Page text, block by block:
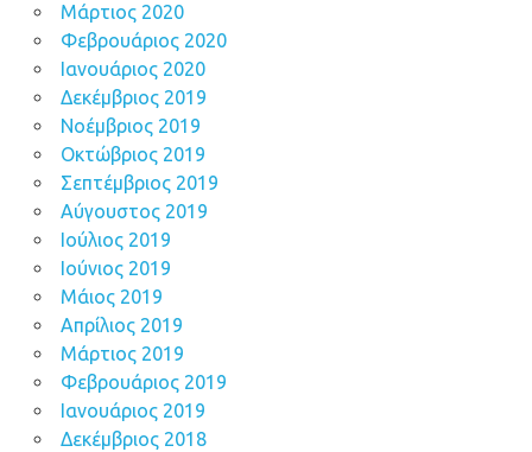
Μάρτιος 2020
Φεβρουάριος 2020
Ιανουάριος 2020
Δεκέμβριος 2019
Νοέμβριος 2019
Οκτώβριος 2019
Σεπτέμβριος 2019
Αύγουστος 2019
Ιούλιος 2019
Ιούνιος 2019
Μάιος 2019
Απρίλιος 2019
Μάρτιος 2019
Φεβρουάριος 2019
Ιανουάριος 2019
Δεκέμβριος 2018